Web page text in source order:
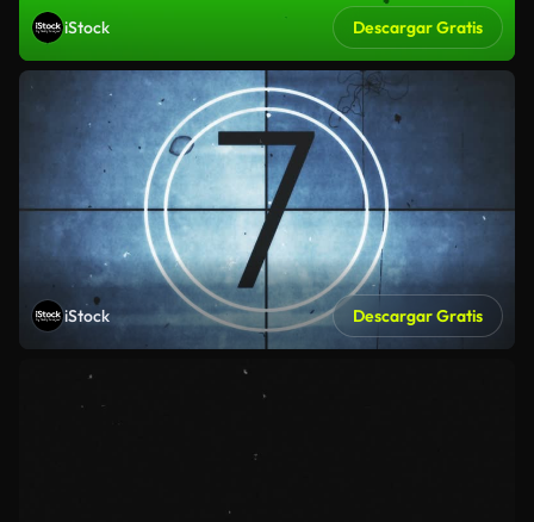
iStock Descargar Gratis
iStock Descargar Gratis